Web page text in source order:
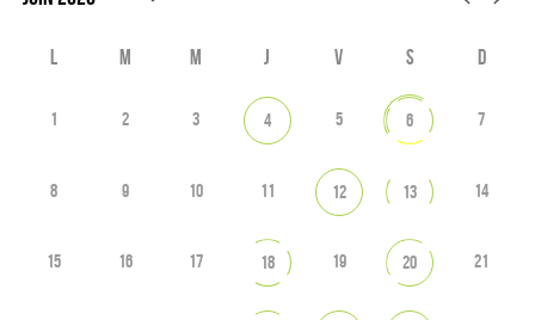
L M M J V S D
1 2 3 4 5 6 7
8 9 10 11 12 13 14
15 16 17 18 19 20 21